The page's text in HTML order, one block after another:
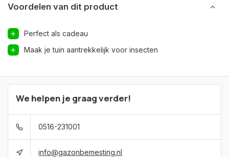
Voordelen van dit product
Perfect als cadeau
Maak je tuin aantrekkelijk voor insecten
We helpen je graag verder!
0516-231001
info@gazonbemesting.nl